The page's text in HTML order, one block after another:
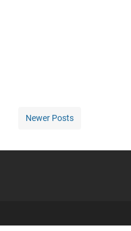
Newer Posts